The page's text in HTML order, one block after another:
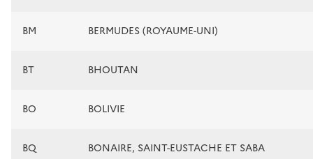
BM BERMUDES (ROYAUME-UNI)
BT BHOUTAN
BO BOLIVIE
BQ BONAIRE, SAINT-EUSTACHE ET SABA